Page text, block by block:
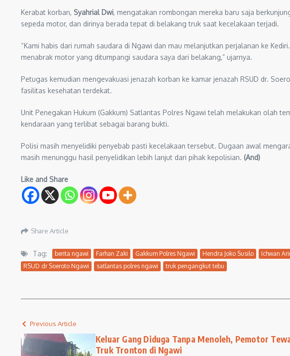
Kerabat korban, Syahrial Dwi, mengatakan rombongan mereka baru saja
sepeda motor, dan dirinya berada tepat di belakang truk saat kecelakaan terjadi.
“Kami habis dari rumah saudara di Ngawi dan mau melanjutkan perjalanan ke
menabrak motor yang ditumpangi saudara saya dari belakang,” ujarnya.
Petugas kemudian mengevakuasi jenazah korban ke kamar jenazah RSUD dr.
fasilitas kesehatan terdekat.
Unit Penegakan Hukum (Gakkum) Satlantas Polres Ngawi telah melakukan olah
kendaraan yang terlibat sebagai barang bukti.
Polisi masih menyelidiki penyebab pasti kecelakaan tersebut. Dugaan awal
masih menunggu hasil penyelidikan lebih lanjut dari pihak kepolisian. (And)
Like and Share
Share Article
Tag: berita ngawi Farhan Zaki Gakkum Polres Ngawi Hendra Joko Susilo Ichwan
RSUD dr Soeroto Ngawi
satlantas polres ngawi truk pengangkut tebu
Previous Article
Keluar Gang Diduga Tanpa Menoleh, Pemotor
Truk Tronton di Ngawi